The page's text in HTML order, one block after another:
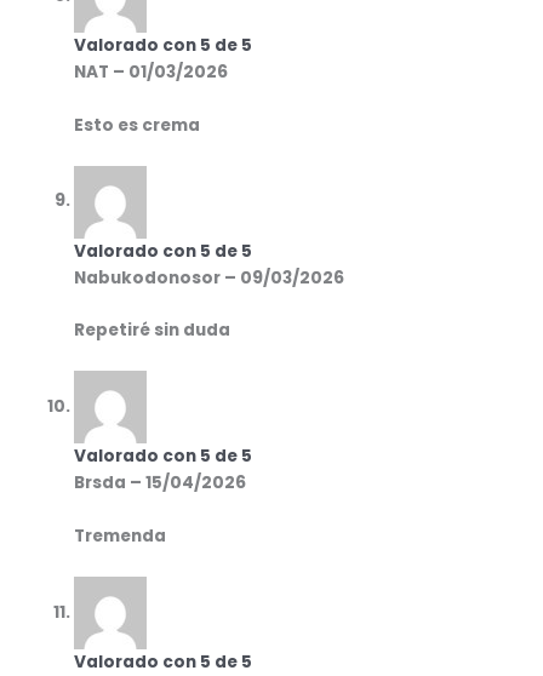
Valorado con 5 de 5
NAT – 01/03/2026
Esto es crema
Valorado con 5 de 5
Nabukodonosor – 09/03/2026
Repetiré sin duda
Valorado con 5 de 5
Brsda – 15/04/2026
Tremenda
Valorado con 5 de 5